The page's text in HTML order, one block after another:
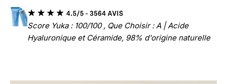
Score Yuka : 100/100 , Que Choisir : A | Acide
Hyaluronique et Céramide, 98% d'origine naturelle